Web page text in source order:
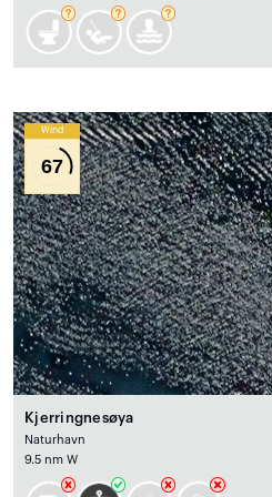
Wind
67
Kjerringnesøya
Naturhavn
9.5 nm W